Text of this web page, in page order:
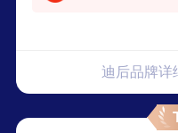
迪后品牌详